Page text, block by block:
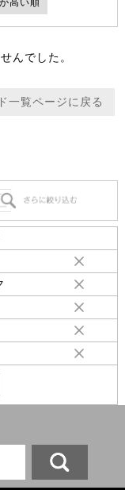
高い順
んでした。
一覧ページに戻る